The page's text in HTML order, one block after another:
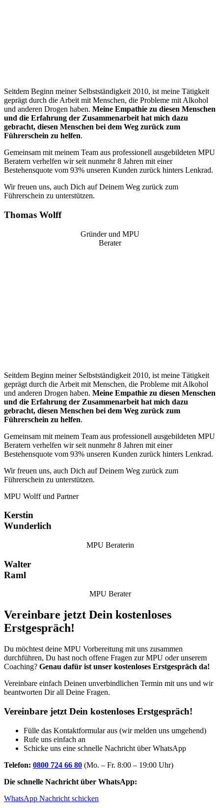
Seitdem Beginn meiner Selbstständigkeit 2010, ist meine Tätigkeit
geprägt durch die Arbeit mit Menschen, die Probleme mit Alkohol
und anderen Drogen haben. Meine Empathie zu diesen Menschen
und die Erfahrung der Zusammenarbeit hat mich dazu
gebracht, diesen Menschen bei dem Weg zurück zum
Führerschein zu helfen.
Gemeinsam mit meinem Team aus professionell ausgebildeten MPU
Beratern verhelfen wir seit nunmehr 8 Jahren mit einer
Bestehensquote vom 93% unseren Kunden zurück hinters Lenkrad.
Wir freuen uns, auch Dich auf Deinem Weg zurück zum
Führerschein zu unterstützen.
Thomas Wolff
Gründer und MPU
Berater
Seitdem Beginn meiner Selbstständigkeit 2010, ist meine Tätigkeit
geprägt durch die Arbeit mit Menschen, die Probleme mit Alkohol
und anderen Drogen haben. Meine Empathie zu diesen Menschen
und die Erfahrung der Zusammenarbeit hat mich dazu
gebracht, diesen Menschen bei dem Weg zurück zum
Führerschein zu helfen.
Gemeinsam mit meinem Team aus professionell ausgebildeten MPU
Beratern verhelfen wir seit nunmehr 8 Jahren mit einer
Bestehensquote vom 93% unseren Kunden zurück hinters Lenkrad.
Wir freuen uns, auch Dich auf Deinem Weg zurück zum
Führerschein zu unterstützen.
MPU Wolff und Partner
Kerstin
Wunderlich
MPU Beraterin
Walter
Raml
MPU Berater
Vereinbare jetzt Dein kostenloses
Erstgespräch!
Du möchtest deine MPU Vorbereitung mit uns zusammen
durchführen, Du hast noch offene Fragen zur MPU oder unserem
Coaching? Genau dafür ist unser kostenloses Erstgespräch da!
Vereinbare einfach Deinen unverbindlichen Termin mit uns und wir
beantworten Dir all Deine Fragen.
Vereinbare jetzt Dein kostenloses Erstgespräch!
Fülle das Kontaktformular aus (wir melden uns umgehend)
Rufe uns einfach an
Schicke uns eine schnelle Nachricht über WhatsApp
Telefon: 0800 724 66 80 (Mo. – Fr. 8:00 – 19:00 Uhr)
Die schnelle Nachricht über WhatsApp:
WhatsApp Nachricht schicken